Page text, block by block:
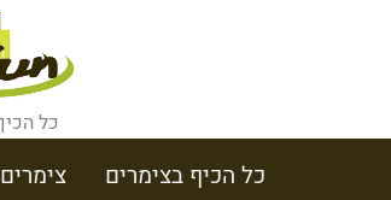
כל
כל הכיף בצימרים